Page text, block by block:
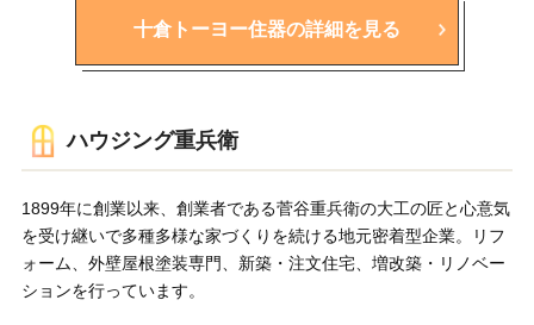
十倉トーヨー住器の詳細を見る
ハウジング重兵衛
1899年に創業以来、創業者である菅谷重兵衛の大工の匠と心意気
を受け継いで多種多様な家づくりを続ける地元密着型企業。リフ
ォーム、外壁屋根塗装専門、新築・注文住宅、増改築・リノベー
ションを行っています。